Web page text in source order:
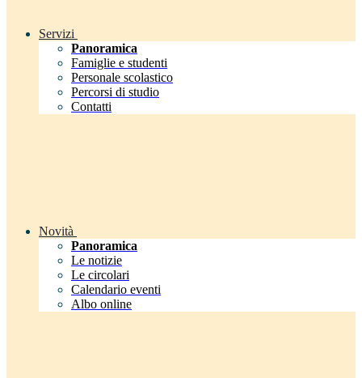
Servizi
Panoramica
Famiglie e studenti
Personale scolastico
Percorsi di studio
Contatti
Novità
Panoramica
Le notizie
Le circolari
Calendario eventi
Albo online